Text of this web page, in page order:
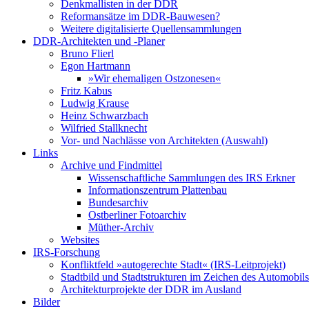
Denkmallisten in der DDR
Reformansätze im DDR-Bauwesen?
Weitere digitalisierte Quellensammlungen
DDR-Architekten und -Planer
Bruno Flierl
Egon Hartmann
»Wir ehemaligen Ostzonesen«
Fritz Kabus
Ludwig Krause
Heinz Schwarzbach
Wilfried Stallknecht
Vor- und Nachlässe von Architekten (Auswahl)
Links
Archive und Findmittel
Wissenschaftliche Sammlungen des IRS Erkner
Informationszentrum Plattenbau
Bundesarchiv
Ostberliner Fotoarchiv
Müther-Archiv
Websites
IRS-Forschung
Konfliktfeld »autogerechte Stadt« (IRS-Leitprojekt)
Stadtbild und Stadtstrukturen im Zeichen des Automobils
Architekturprojekte der DDR im Ausland
Bilder